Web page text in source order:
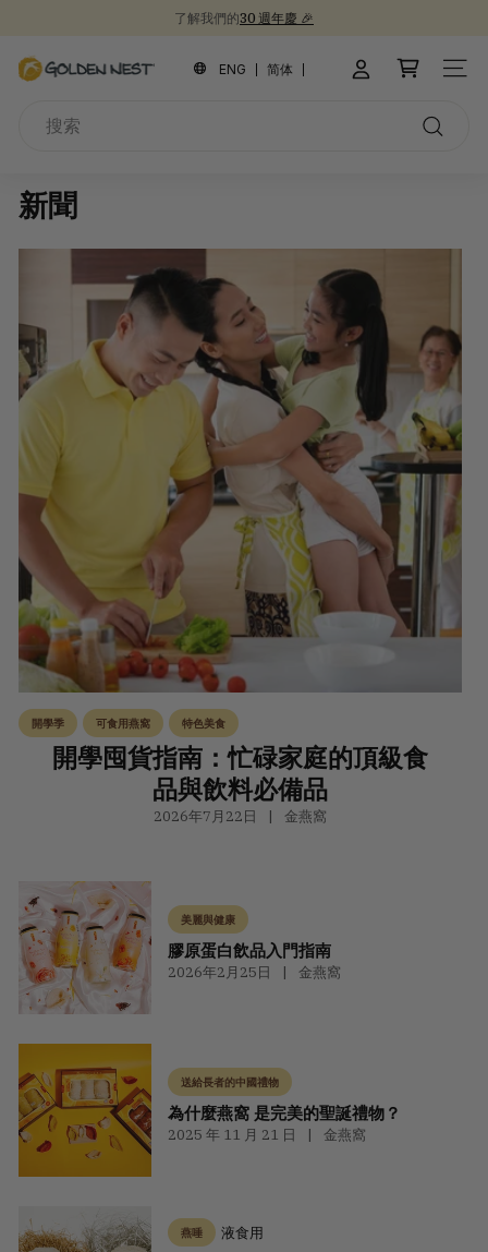
停
了解我們的30 週年慶 🎉
金
ENG 简体 網站
新聞
開學季 可食用燕窩 特色美食
開學囤貨指南：忙碌家庭的頂級食
品與飲料必備品
2026年7月22日 金燕窩
美麗與健康
膠原蛋白飲品入門指南
2026年2月25日 金燕窩
送給長者的中國禮物
為什麼燕窩 是完美的聖誕禮物？
2025 年 11 月 21 日 金燕窩
燕唾 液食用